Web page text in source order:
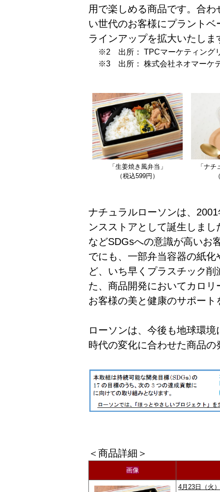
用で楽しめる商品です。合
い世代のお客様にプラント
ラインアップを拡大いたしま
※2 出所： TPCマーケティング
※3 出所： 株式会社ネオマーケ
「生姜焼き風弁当」
（税込599円）
「ナ
ナチュラルローソンは、
ンスストアとして誕生しま
などSDGsへの意識が高いお
でにも、一部弁当容器の紙
ど、いち早くプラスチック
た、商品開発においてカロ
お客様の美と健康のサポー
ローソンは、今後も地球環
時代の変化に合わせた商品
＜商品詳細＞
画像
4月23日（火